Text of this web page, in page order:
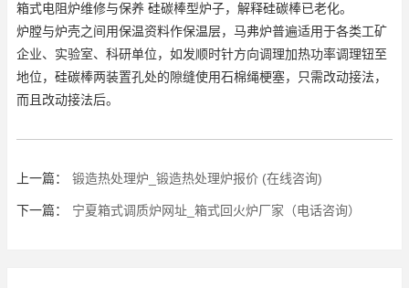
箱式电阻炉维修与保养 硅碳棒型炉子，解释硅碳棒已老化。
炉膛与炉壳之间用保温资料作保温层，马弗炉普遍适用于各类工矿
企业、实验室、科研单位，如发顺时针方向调理加热功率调理钮至
地位，硅碳棒两装置孔处的隙缝使用石棉绳梗塞，只需改动接法，
而且改动接法后。
上一篇： 锻造热处理炉_锻造热处理炉报价 (在线咨询)
下一篇： 宁夏箱式调质炉网址_箱式回火炉厂家（电话咨询）